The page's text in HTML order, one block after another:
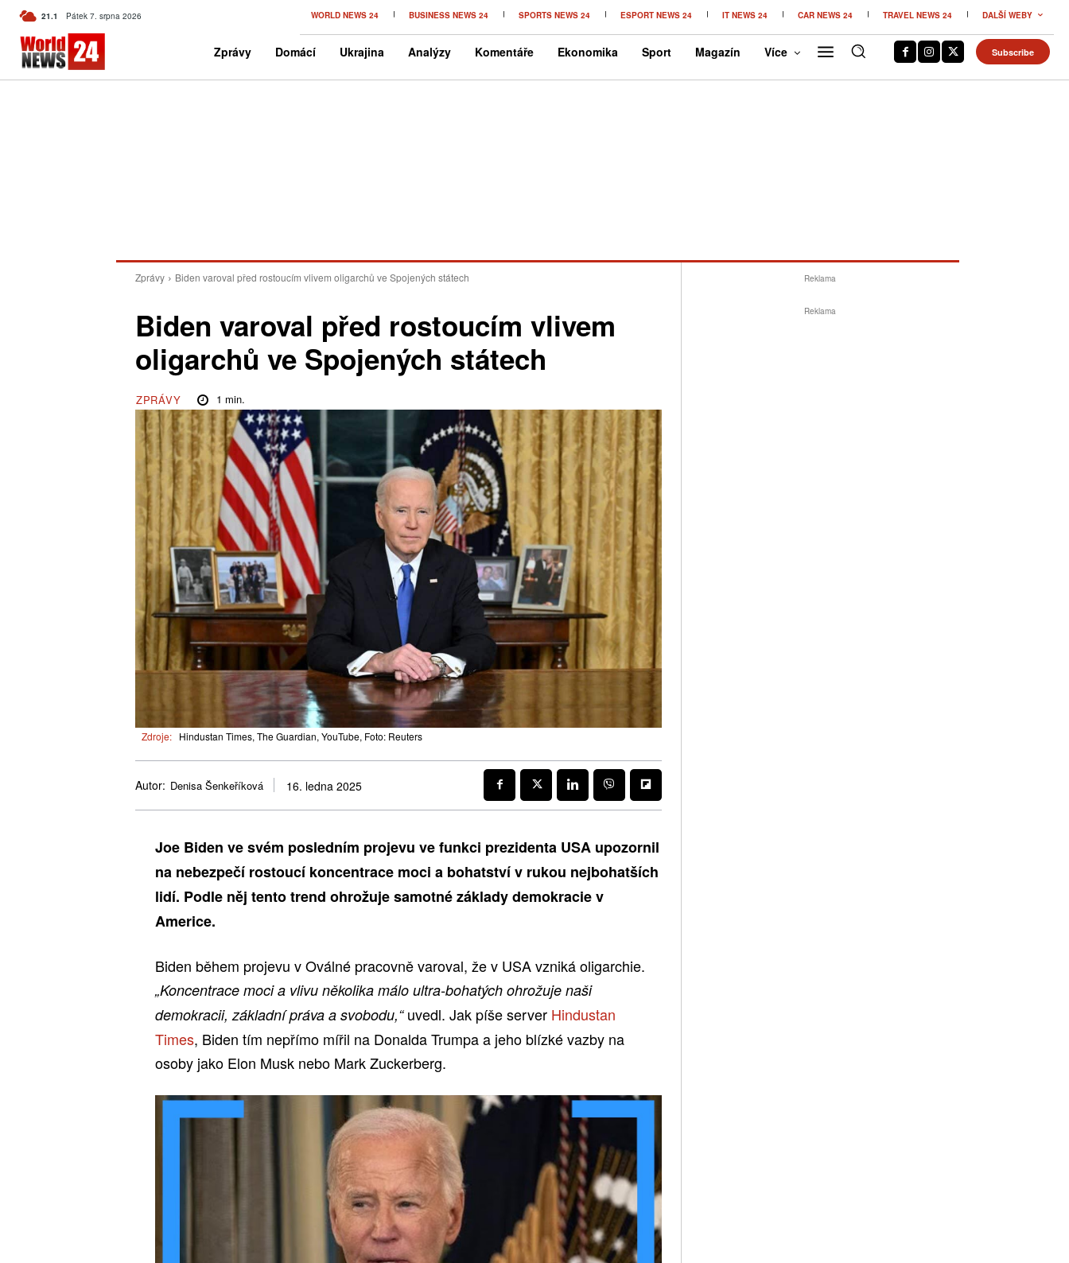
21.1 C Czech
Pátek 7. srpna 2026 WORLD NEWS 24 BUSINESS NEWS 24 SPORTS NEWS 24 ESPORT NEWS 24 IT NEWS 24 CAR NEWS 24 TRAVEL NEWS 24 DALŠÍ WEBY
Zprávy Domácí Ukrajina Analýzy Komentáře Ekonomika Sport Magazín Více Subscribe
Zprávy Biden varoval před rostoucím vlivem oligarchů ve Spojených státech
Biden varoval před rostoucím vlivem
oligarchů ve Spojených státech
ZPRÁVY 1 min.
Zdroje: Hindustan Times, The Guardian, YouTube, Foto: Reuters
Autor: Denisa Šenkeříková 16. ledna 2025
Joe Biden ve svém posledním projevu ve funkci prezidenta USA upozornil
na nebezpečí rostoucí koncentrace moci a bohatství v rukou nejbohatších
lidí. Podle něj tento trend ohrožuje samotné základy demokracie v
Americe.
Biden během projevu v Oválné pracovně varoval, že v USA vzniká oligarchie.
„Koncentrace moci a vlivu několika málo ultra-bohatých ohrožuje naši
demokracii, základní práva a svobodu,“ uvedl. Jak píše server Hindustan
Times, Biden tím nepřímo mířil na Donalda Trumpa a jeho blízké vazby na
osoby jako Elon Musk nebo Mark Zuckerberg.
Reklama
Reklama